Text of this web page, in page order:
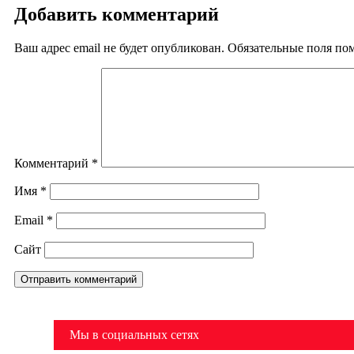
Добавить комментарий
Ваш адрес email не будет опубликован. Обязательные поля
Комментарий *
Имя *
Email *
Сайт
Мы в социальных сетях